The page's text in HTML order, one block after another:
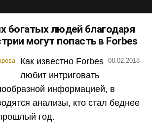
богатых людей благодаря
могут попасть в Forbes
08.02.2018
Как известно Forbes
любит интриговать
информацией, в
анализы, кто стал беднее
год.